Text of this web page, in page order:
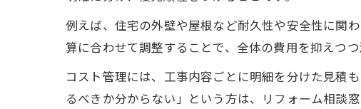
例えば、住宅の外壁や屋根など耐久性や安全性に関
算に合わせて調整することで、全体の費用を抑えつ
コスト管理には、工事内容ごとに明細を分けた見積
るべきか分からない」という方は、リフォーム相談